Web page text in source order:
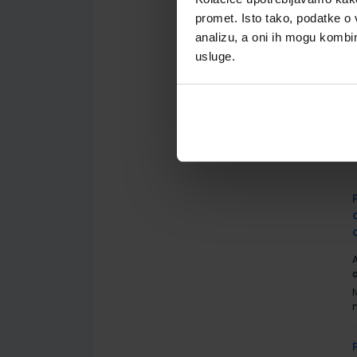
promet. Isto tako, podatke
analizu, a oni ih mogu
usluge.